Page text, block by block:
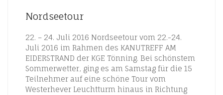
Nordseetour
22. – 24. Juli 2016 Nordseetour vom 22.-24.
Juli 2016 im Rahmen des KANUTREFF AM
EIDERSTRAND der KGE Tönning. Bei schönstem
Sommerwetter, ging es am Samstag für die 15
Teilnehmer auf eine schöne Tour vom
Westerhever Leuchtturm hinaus in Richtung